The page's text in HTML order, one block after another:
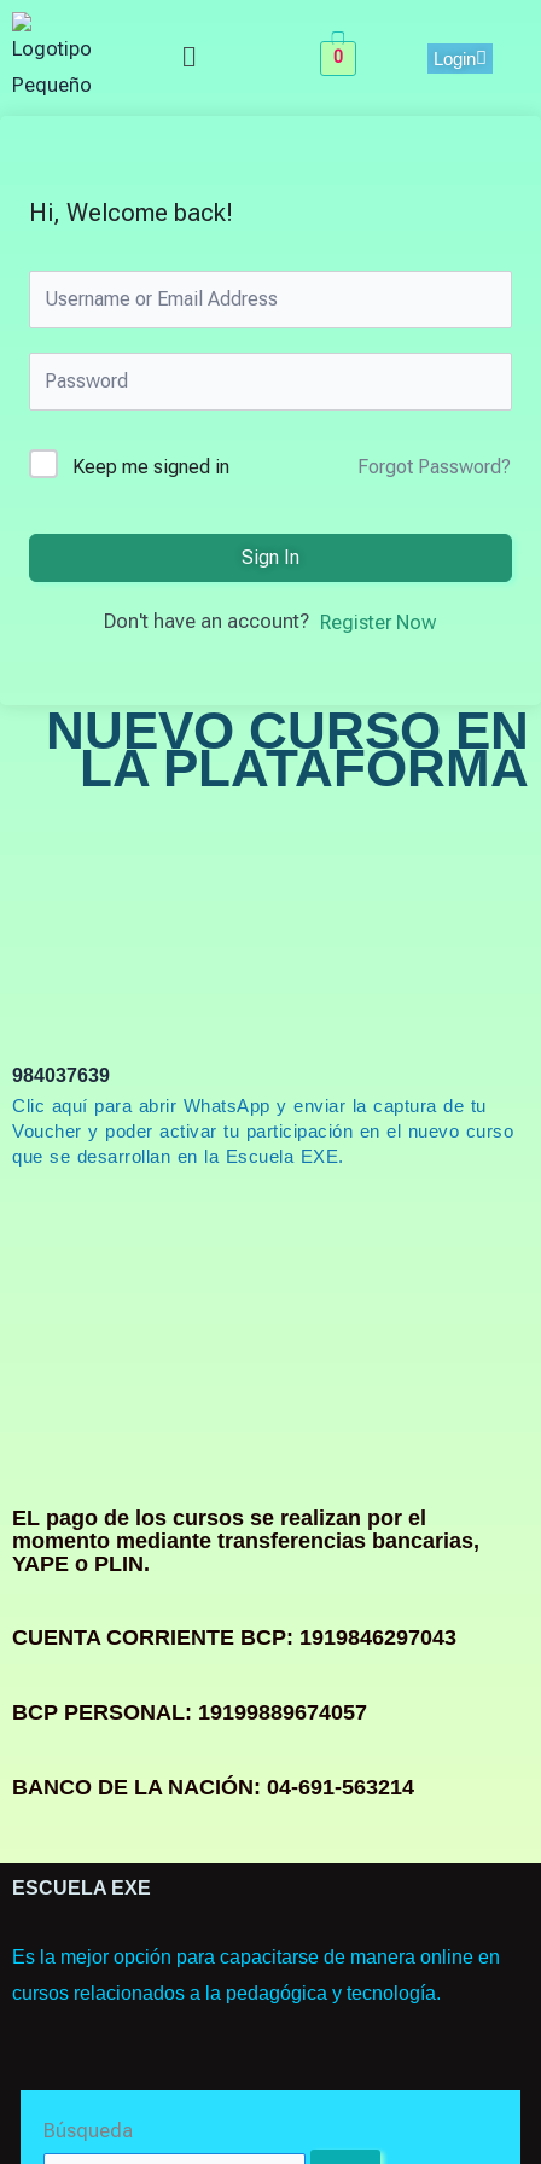
Skip
to
content
Menu 0 Login
Hi, Welcome back!
Keep me signed in Forgot Password?
Sign In
Don't have an account? Register Now
NUEVO CURSO EN
LA PLATAFORMA
984037639
Clic aquí para abrir WhatsApp y enviar la captura de tu
Voucher y poder activar tu participación en el nuevo curso
que se desarrollan en la Escuela EXE.
EL pago de los cursos se realizan por el
momento mediante transferencias bancarias,
YAPE o PLIN.
CUENTA CORRIENTE BCP: 1919846297043
BCP PERSONAL: 19199889674057
BANCO DE LA NACIÓN: 04-691-563214
ESCUELA EXE
Es la mejor opción para capacitarse de manera online en
cursos relacionados a la pedagógica y tecnología.
Búsqueda
for: